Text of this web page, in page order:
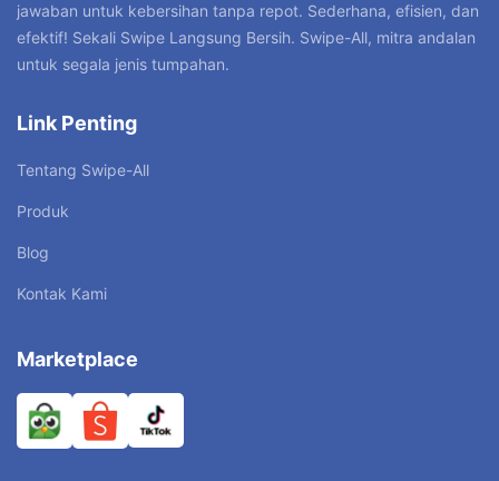
jawaban untuk kebersihan tanpa repot. Sederhana, efisien, dan
efektif! Sekali Swipe Langsung Bersih. Swipe-All, mitra andalan
untuk segala jenis tumpahan.
Link Penting
Tentang Swipe-All
Produk
Blog
Kontak Kami
Marketplace